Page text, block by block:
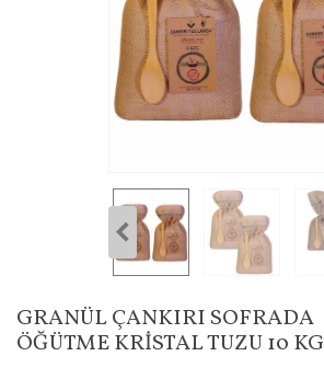
GRANÜL ÇANKIRI SOFRADA
ÖĞÜTME KRISTAL TUZU 10 KG